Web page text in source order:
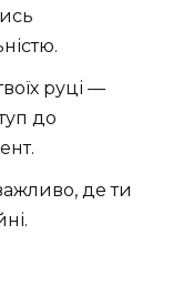
руці —
до
де ти